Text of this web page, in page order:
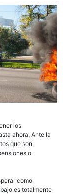
los
ahora. Ante la
que son
o
como
es totalmente